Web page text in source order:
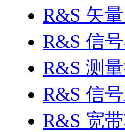
R&S 矢
R&S 信
R&S 测
R&S 信
R&S 宽